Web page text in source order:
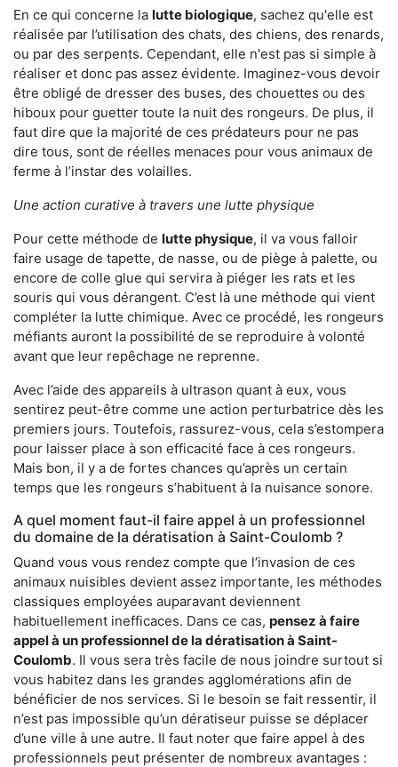
En ce qui concerne la lutte biologique, sachez qu'elle est
réalisée par l’utilisation des chats, des chiens, des renards,
ou par des serpents. Cependant, elle n'est pas si simple à
réaliser et donc pas assez évidente. Imaginez-vous devoir
être obligé de dresser des buses, des chouettes ou des
hiboux pour guetter toute la nuit des rongeurs. De plus, il
faut dire que la majorité de ces prédateurs pour ne pas
dire tous, sont de réelles menaces pour vous animaux de
ferme à l’instar des volailles.
Une action curative à travers une lutte physique
Pour cette méthode de lutte physique, il va vous falloir
faire usage de tapette, de nasse, ou de piège à palette, ou
encore de colle glue qui servira à piéger les rats et les
souris qui vous dérangent. C’est là une méthode qui vient
compléter la lutte chimique. Avec ce procédé, les rongeurs
méfiants auront la possibilité de se reproduire à volonté
avant que leur repêchage ne reprenne.
Avec l’aide des appareils à ultrason quant à eux, vous
sentirez peut-être comme une action perturbatrice dès les
premiers jours. Toutefois, rassurez-vous, cela s’estompera
pour laisser place à son efficacité face à ces rongeurs.
Mais bon, il y a de fortes chances qu’après un certain
temps que les rongeurs s’habituent à la nuisance sonore.
A quel moment faut-il faire appel à un professionnel
du domaine de la dératisation à Saint-Coulomb ?
Quand vous vous rendez compte que l’invasion de ces
animaux nuisibles devient assez importante, les méthodes
classiques employées auparavant deviennent
habituellement inefficaces. Dans ce cas, pensez à faire
appel à un professionnel de la dératisation à Saint-
Coulomb. Il vous sera très facile de nous joindre surtout si
vous habitez dans les grandes agglomérations afin de
bénéficier de nos services. Si le besoin se fait ressentir, il
n’est pas impossible qu’un dératiseur puisse se déplacer
d’une ville à une autre. Il faut noter que faire appel à des
professionnels peut présenter de nombreux avantages :